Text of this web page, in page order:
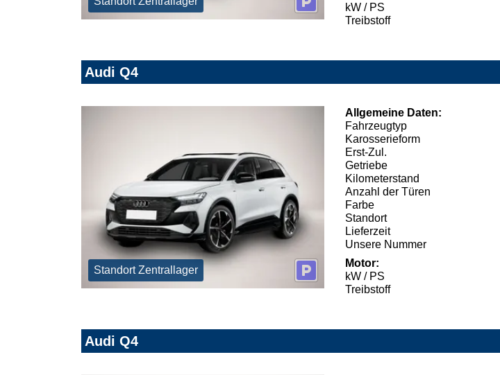
kW / PS
Treibstoff
Audi Q4
Standort Zentrallager
Allgemeine Daten:
Fahrzeugtyp
Karosserieform
Erst-Zul.
Getriebe
Kilometerstand
Anzahl der Türen
Farbe
Standort
Lieferzeit
Unsere Nummer
Motor:
kW / PS
Treibstoff
Audi Q4